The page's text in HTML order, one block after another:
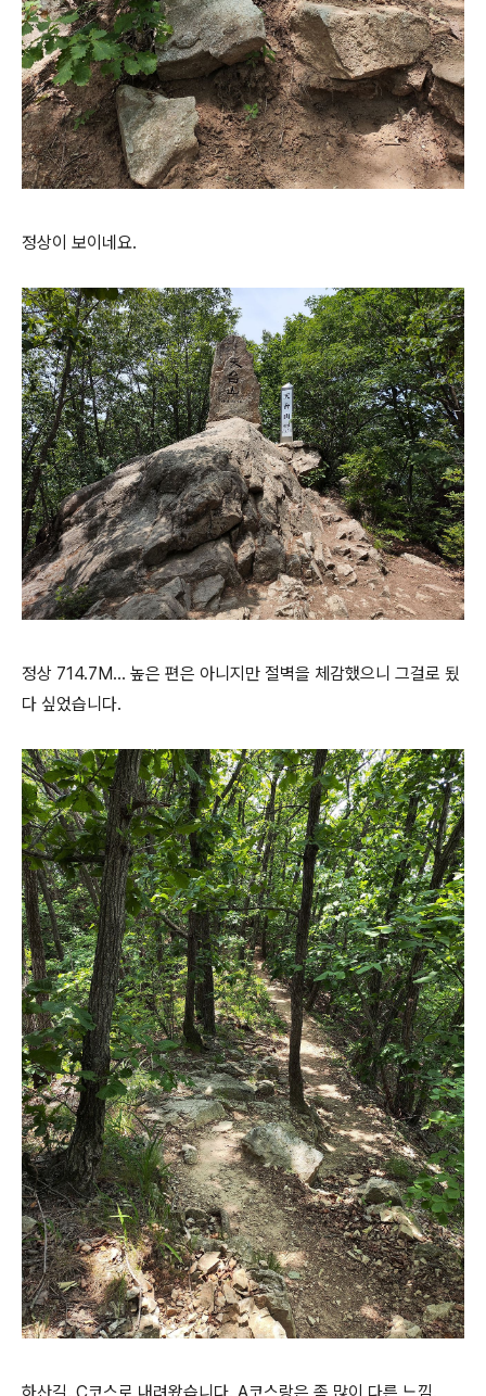
정상이 보이네요.
정상 714.7M... 높은 편은 아니지만 절벽을 체감했으니 그걸로 됬
다 싶었습니다.